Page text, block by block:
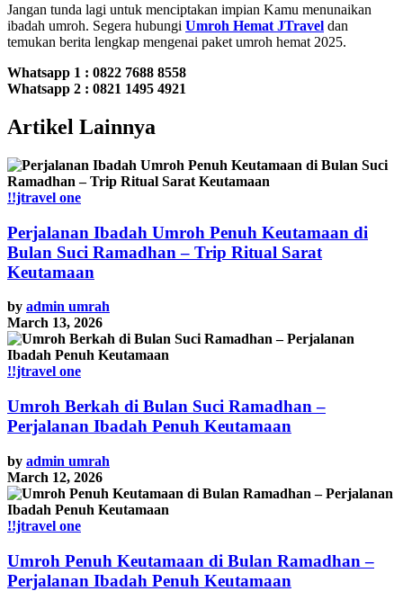
Jangan tunda lagi untuk menciptakan impian Kamu menunaikan
ibadah umroh. Segera hubungi Umroh Hemat JTravel dan
temukan berita lengkap mengenai paket umroh hemat 2025.
Whatsapp 1 : 0822 7688 8558
Whatsapp 2 : 0821 1495 4921
Artikel Lainnya
!!jtravel one
Perjalanan Ibadah Umroh Penuh Keutamaan di
Bulan Suci Ramadhan – Trip Ritual Sarat
Keutamaan
by admin umrah
March 13, 2026
!!jtravel one
Umroh Berkah di Bulan Suci Ramadhan –
Perjalanan Ibadah Penuh Keutamaan
by admin umrah
March 12, 2026
!!jtravel one
Umroh Penuh Keutamaan di Bulan Ramadhan –
Perjalanan Ibadah Penuh Keutamaan